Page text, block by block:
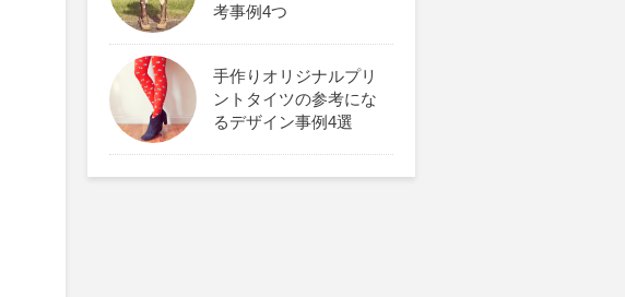
考事例4つ
手作りオリジナルプリ
ントタイツの参考にな
るデザイン事例4選